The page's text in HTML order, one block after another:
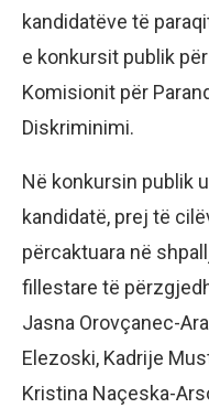
kandidatëve të
e konkursit publik
Komisionit për
Diskriminimi.
Në konkursin publik
kandidatë, prej të
përcaktuara në
fillestare të
Jasna Orovçanec-
Elezoski, Kadrije
Kristina Naçeska-